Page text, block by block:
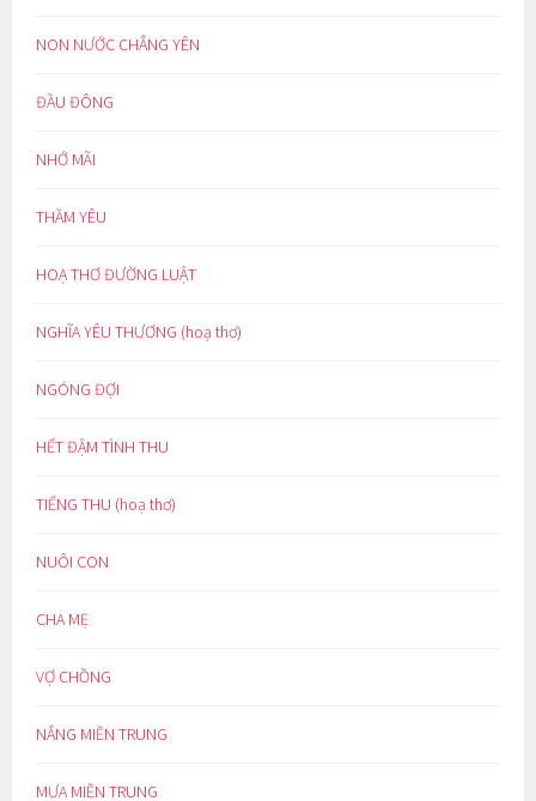
NON NƯỚC CHẲNG YÊN
ĐẦU ĐÔNG
NHỚ MÃI
THẦM YÊU
HOẠ THƠ ĐƯỜNG LUẬT
NGHĨA YÊU THƯƠNG (hoạ thơ)
NGÓNG ĐỢI
HẾT ĐẬM TÌNH THU
TIẾNG THU (hoạ thơ)
NUÔI CON
CHA MẸ
VỢ CHỒNG
NẮNG MIỀN TRUNG
MƯA MIỀN TRUNG